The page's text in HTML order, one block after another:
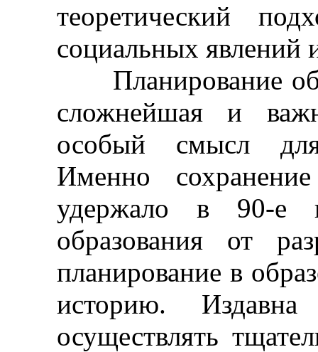
теоретический
социальных явлений
Планирование
сложнейшая и
особый смысл для
Именно
удержало в 90-е
образования от
планирование в
историю. Издавна
осуществлять